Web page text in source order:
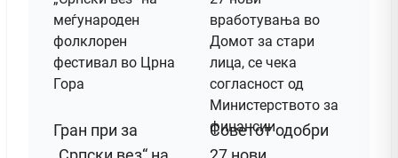
Гран при за
Советот одобри